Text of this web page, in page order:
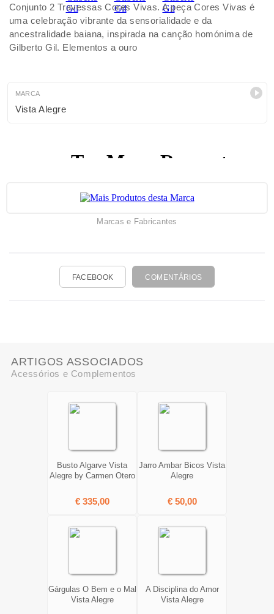
Conjunto 2 Travessas Cores Vivas. A peça Cores Vivas é
uma celebração vibrante da sensorialidade e da
ancestralidade baiana, inspirada na canção homónima de
Gilberto Gil. Elementos a ouro
MARCA
Vista Alegre
Marcas e Fabricantes
FACEBOOK COMENTÁRIOS
ARTIGOS ASSOCIADOS
Acessórios e Complementos
Busto Algarve Vista
Alegre by Carmen Otero
€ 335,00
Jarro Ambar Bicos Vista
Alegre
€ 50,00
Gárgulas O Bem e o Mal
Vista Alegre
A Disciplina do Amor
Vista Alegre